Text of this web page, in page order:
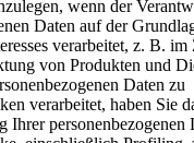
wenn der
Daten auf der
verarbeitet, z. B. im
von Produkten und
Daten zu
verarbeitet, haben Sie
Ihrer personenbezogenen